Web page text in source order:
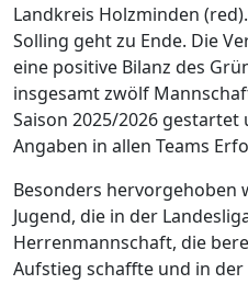
Landkreis Holzminden
Solling geht zu Ende. Die
eine positive Bilanz des
insgesamt zwölf
Saison 2025/2026
Angaben in allen Teams
Besonders hervorgehoben
Jugend, die in der
Herrenmannschaft, die
Aufstieg schaffte und in